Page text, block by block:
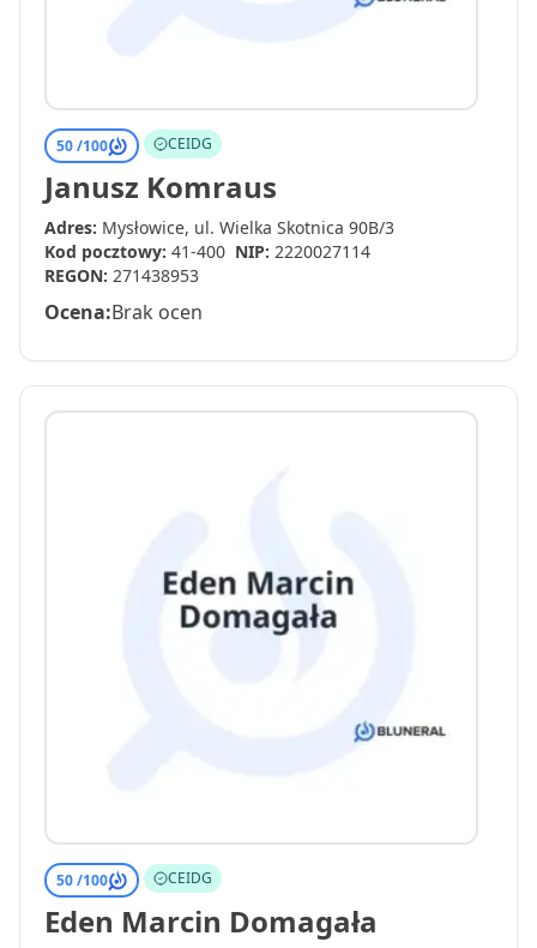
50 /100 CEIDG
Janusz Komraus
Adres: Mysłowice, ul. Wielka Skotnica 90B/3
Kod pocztowy: 41-400 NIP: 2220027114
REGON: 271438953
Ocena:Brak ocen
50 /100 CEIDG
Eden Marcin Domagała